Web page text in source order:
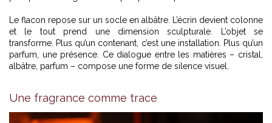
Le flacon repose sur un socle en albâtre. L’écrin devient colonne
et le tout prend une dimension sculpturale. L’objet se
transforme. Plus qu’un contenant, c’est une installation. Plus qu’un
parfum, une présence. Ce dialogue entre les matières – cristal,
albâtre, parfum – compose une forme de silence visuel.
Une fragrance comme trace